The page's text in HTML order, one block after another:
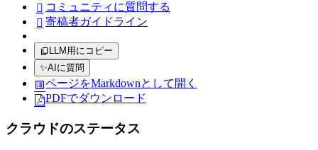
 コミュニティに質問する
 寄稿者ガイドライン
LLM用にコピー
✨AIに質問
ページをMarkdownとして開く
PDFでダウンロード
クラウドのステータス